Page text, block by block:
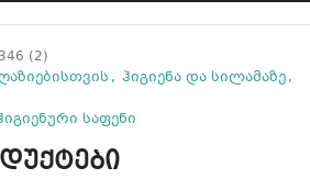
(2)
, ჰიგიენა და სილამაზე,
საფენი